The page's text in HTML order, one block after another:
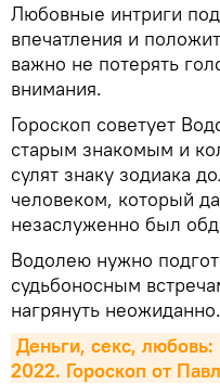
Любовные интриги
впечатления и
важно не потерять
внимания.
Гороскоп советует
старым знакомым и
сулят знаку зодиака
человеком, который
незаслуженно был
Водолею нужно
судьбоносным
нагрянуть неожиданно.
Деньги, секс, любовь:
2022. Гороскоп от